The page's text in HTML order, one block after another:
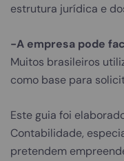
estrutura jurídica e
-A empresa pode
Muitos brasileiros
como base para
Este guia foi
Contabilidade,
pretendem